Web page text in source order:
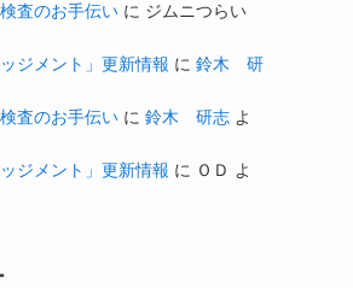
査のお手伝い に ジムニつらい
ッジメント」更新情報 に 鈴木 研
査のお手伝い に 鈴木 研志 よ
ッジメント」更新情報 に ＯＤ よ